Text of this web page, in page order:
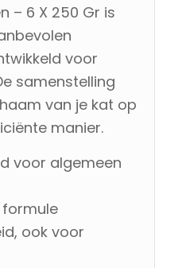
– 6 X 250 Gr is
voor
samenstelling
van je kat op
manier.
voor algemeen
ook voor